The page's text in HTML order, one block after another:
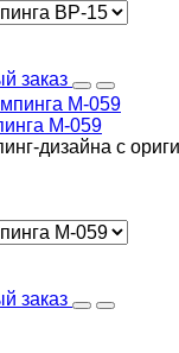
заказ
М-059
дизайна с
заказ